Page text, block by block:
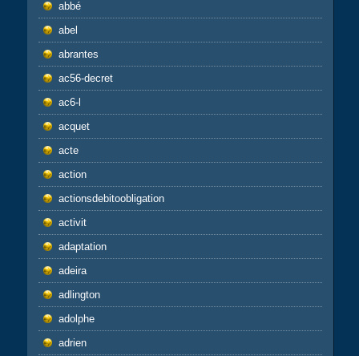
abbé
abel
abrantes
ac56-decret
ac6-l
acquet
acte
action
actionsdebitoobligation
activit
adaptation
adeira
adlington
adolphe
adrien